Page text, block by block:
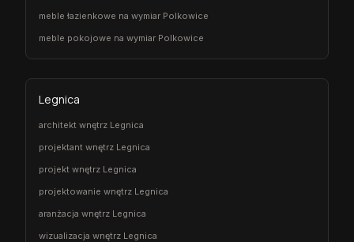
meble łazienkowe na wymiar Polkowice
meble pokojowe na wymiar Polkowice
Legnica
architekt wnętrz Legnica
projektant wnętrz Legnica
projekt wnętrz Legnica
projektowanie wnętrz Legnica
aranżacja wnętrz Legnica
wizualizacja wnętrz Legnica